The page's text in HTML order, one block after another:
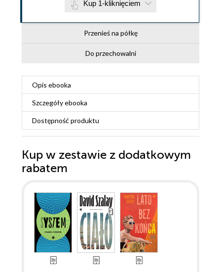
Kup 1-kliknięciem
Przenieś na półkę
Do przechowalni
Opis ebooka
Szczegółyebooka
Dostępność produktu
Kup w zestawie z dodatkowym
rabatem